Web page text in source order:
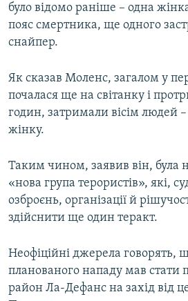
було відомо раніше – одна
пояс смертника, ще одного
снайпер.
Як сказав Моленc, загалом у
почалася ще на світанку і
годин, затримали вісім людей –
жінку.
Таким чином, заявив він, була
«нова група терористів», які,
озброєнь, організації й
здійснити ще один теракт.
Неофіційні джерела говорять,
планованого нападу мав стати
район Ла-Дефанс на захід від